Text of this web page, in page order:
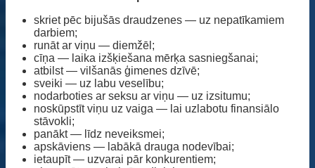
skriet pēc bijušās draudzenes — uz nepatīkamiem
darbiem;
runāt ar viņu — diemžēl;
cīņa — laika izšķiešana mērķa sasniegšanai;
atbilst — vilšanās ģimenes dzīvē;
sveiki — uz labu veselību;
nodarboties ar seksu ar viņu — uz izsitumu;
noskūpstīt viņu uz vaiga — lai uzlabotu finansiālo
stāvokli;
panākt — līdz neveiksmei;
apskāviens — labākā drauga nodevībai;
ietaupīt — uzvarai pār konkurentiem;